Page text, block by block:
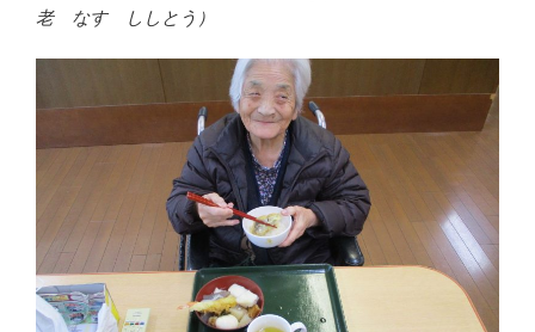
老 なす ししとう）